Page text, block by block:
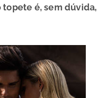
é, sem dúvida,